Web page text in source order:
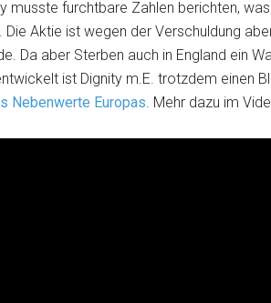
musste furchtbare Zahlen berichten,
Die Aktie ist wegen der Verschuldung
Da aber Sterben auch in England ein
ist Dignity m.E. trotzdem einen
Nebenwerte Europas. Mehr dazu im